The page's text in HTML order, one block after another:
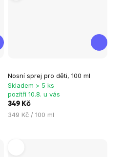
Nosní sprej pro děti, 100 ml
hodnocení
produktu
je
5,0
Skladem > 5 ks
pozítří 10.8. u vás
349 Kč
Měrná
349 Kč / 100 ml